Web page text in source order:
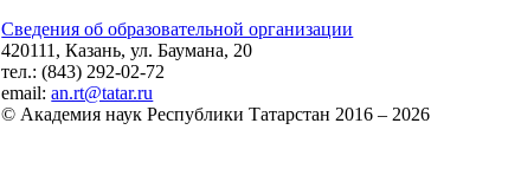
Сведения об образовательной организации
420111, Казань, ул. Баумана, 20
тел.: (843) 292-02-72
email:an.rt@tatar.ru
© Академия наук Республики Татарстан 2016 – 2026